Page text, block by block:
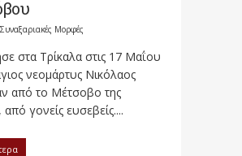
Συναξαριακές Μορφές
στα Τρίκαλα στις 17 Μαΐου
νεομάρτυς Νικόλαος
από το Μέτσοβο της
γονείς ευσεβείς....